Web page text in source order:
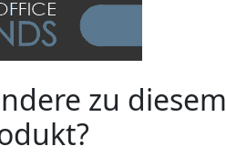
zu diesem